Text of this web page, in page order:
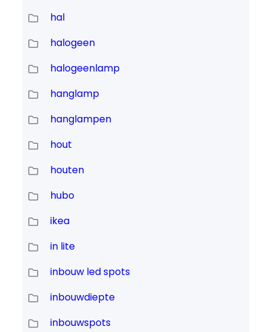
hal
halogeen
halogeenlamp
hanglamp
hanglampen
hout
houten
hubo
ikea
in lite
inbouw led spots
inbouwdiepte
inbouwspots